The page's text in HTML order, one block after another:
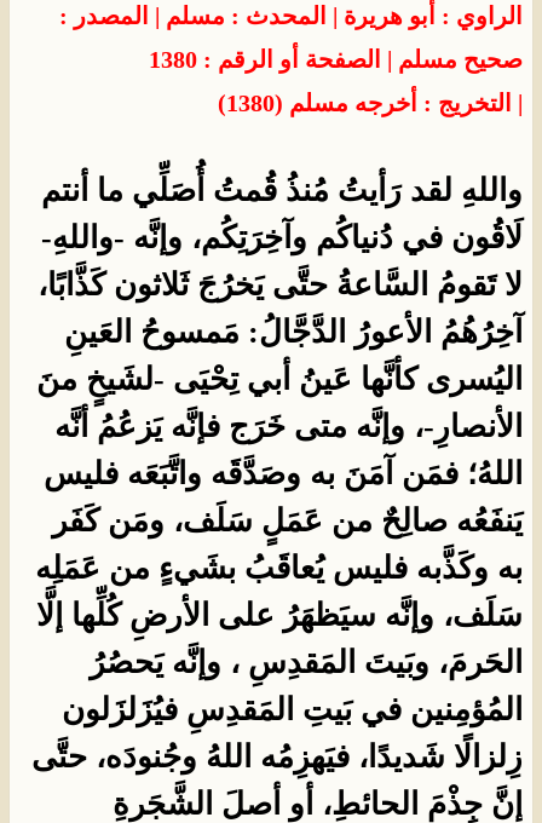
الراوي : أبو هريرة | المحدث : مسلم | المصدر :
صحيح مسلم | الصفحة أو الرقم : 1380
| التخريج : أخرجه مسلم (1380)
واللهِ لقد رَأيتُ مُنذُ قُمتُ أُصَلِّي ما أنتم
لَاقُون في دُنياكُم وآخِرَتِكُم، وإنَّه -واللهِ-
لا تَقومُ السَّاعةُ حتَّى يَخرُجَ ثَلاثون كَذَّابًا،
آخِرُهُمُ الأعورُ الدَّجَّالُ: مَمسوحُ العَينِ
اليُسرى كأنَّها عَينُ أبي تِحْيَى -لشَيخٍ منَ
الأنصارِ-، وإنَّه متى خَرَج فإنَّه يَزعُمُ أنَّه
اللهُ؛ فمَن آمَنَ به وصَدَّقَه واتَّبَعَه فليس
يَنفَعُه صالِحٌ من عَمَلٍ سَلَف، ومَن كَفَر
به وكَذَّبه فليس يُعاقَبُ بشَيءٍ من عَمَلِه
سَلَف، وإنَّه سيَظهَرُ على الأرضِ كُلِّها إلَّا
الحَرمَ، وبَيتَ المَقدِسِ ، وإنَّه يَحصُرُ
المُؤمِنين في بَيتِ المَقدِسِ فيُزَلزَلون
زِلزالًا شَديدًا، فيَهزِمُه اللهُ وجُنودَه، حتَّى
إنَّ جِذْمَ الحائطِ، أو أصلَ الشَّجَرةِ